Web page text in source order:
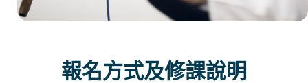
報名方式及修課說明